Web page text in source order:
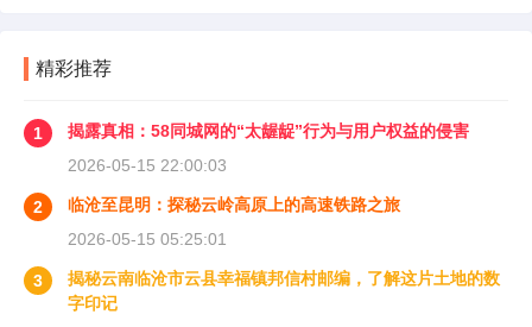
精彩推荐
1
揭露真相：58同城网的“太龌龊”行为与用户权益的侵害
2026-05-15 22:00:03
2
临沧至昆明：探秘云岭高原上的高速铁路之旅
2026-05-15 05:25:01
3
揭秘云南临沧市云县幸福镇邦信村邮编，了解这片土地的数
字印记